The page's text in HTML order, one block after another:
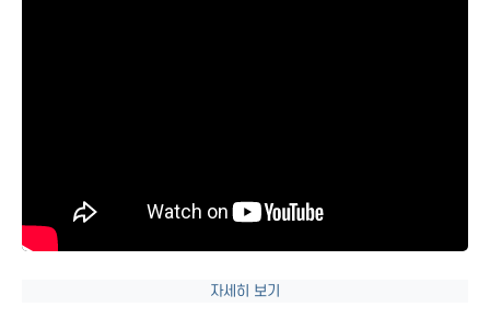
자세히 보기